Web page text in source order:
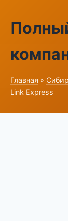
Главная »
Link Express